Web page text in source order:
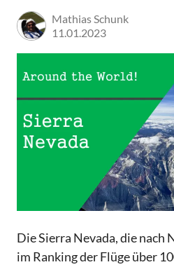
Mathias Schunk
11.01.2023
Die Sierra Nevada, die nach
im Ranking der Flüge über